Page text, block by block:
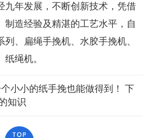
九年发展，不断创新技术，凭借
制造经验及精湛的工艺水平，自
、扁绳手挽机、水胶手挽机、
绳机。
小小的纸手挽也能做得到！
下
知识